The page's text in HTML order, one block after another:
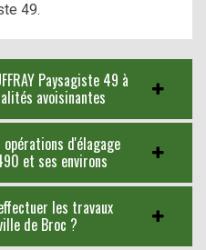
49.
Paysagiste 49 à
avoisinantes
opérations d'élagage
et ses environs
les travaux
de Broc ?